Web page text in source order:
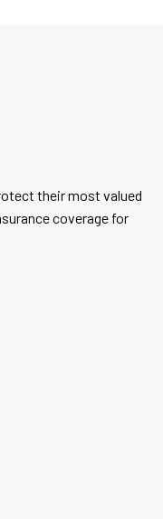
their most valued
coverage for